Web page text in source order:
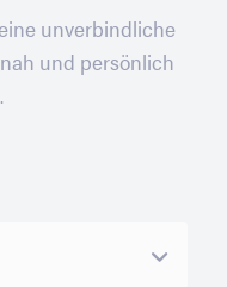
unverbindliche
und persönlich